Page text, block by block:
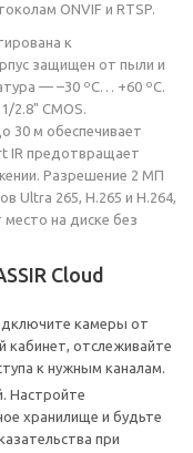
ONVIF и RTSP.
к
защищен от пыли и
— –30 ºС… +60 ºС.
2.8" CMOS.
30 м обеспечивает
IR предотвращает
Разрешение 2 МП
Ultra 265, H.265 и H.264,
на диске без
Cloud
камеры от
кабинет, отслеживайте
к нужным каналам.
Настройте
хранилище и будьте
при